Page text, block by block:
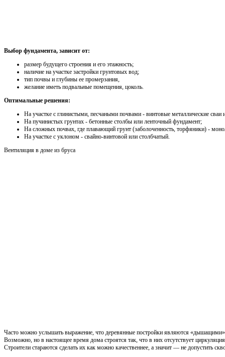
Выбор фундамента, зависит от:
размер будущего строения и его этажность;
наличие на участке застройки грунтовых вод;
тип почвы и глубины ее промерзания,
желание иметь подвальные помещения, цоколь.
Оптимальные решения:
На участке с глинистыми, песчаными почвами - винтовые металлические
На пучинистых грунтах - бетонные столбы или ленточный фундамент;
На сложных почвах, где плавающий грунт (заболоченность, торфяники) -
На участке с уклоном - свайно-винтовой или столбчатый.
Вентиляция в доме из бруса
Часто можно услышать выражение, что деревянные постройки являются
Возможно, но в настоящее время дома строятся так, что в них отсутствует
Строители стараются сделать их как можно качественнее, а значит — не допустить